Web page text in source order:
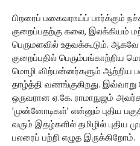
பிறரைப் பகைவராய்ப் பார்க்கும்
குறைப்பதற்கு கலை, இலக்கியம்
பெருமளவில் உதவக்கூடும்.
குறைப்பதில் பெரும்பங்காற்றிய
மொழி விற்பன்னர்களும் ஆற்றிய
தாழ்த்தி வணங்குகிறது.
ஒருவரான ஏ.கே. ராமாநுஜம்
'முன்னோடிகள்' என்னும் புதிய
வரும் இதழ்களில் தமிழில்
பலரைப் பற்றி எழுத இருக்கிறோம்.